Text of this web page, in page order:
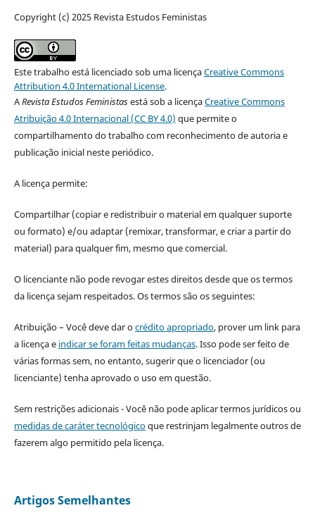
Copyright (c) 2025 Revista Estudos Feministas
Este trabalho está licenciado sob uma licençaCreative Commons
Attribution 4.0 International License.
ARevista Estudos Feministasestá sob a licençaCreative Commons
Atribuição 4.0 Internacional (CC BY 4.0) que permite o
compartilhamento do trabalho com reconhecimento de autoria e
publicação inicial neste periódico.
A licença permite:
Compartilhar (copiar e redistribuir o material em qualquer suporte
ou formato) e/ou adaptar (remixar, transformar, e criar a partir do
material) para qualquer fim, mesmo que comercial.
O licenciante não pode revogar estes direitos desde que os termos
da licença sejam respeitados. Os termos são os seguintes:
Atribuição – Você deve dar ocrédito apropriado, prover um link para
a licença e indicar se foram feitas mudanças. Isso pode ser feito de
várias formas sem, no entanto, sugerir que o licenciador (ou
licenciante) tenha aprovado o uso em questão.
Sem restrições adicionais - Você não pode aplicar termos jurídicos ou
medidas de caráter tecnológicoque restrinjam legalmente outros de
fazerem algo permitido pela licença.
Artigos Semelhantes